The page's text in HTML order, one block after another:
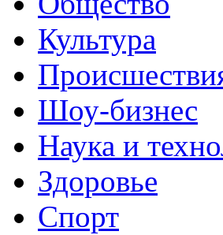
Культура
Шоу-бизнес
Наука и
Здоровье
Спорт